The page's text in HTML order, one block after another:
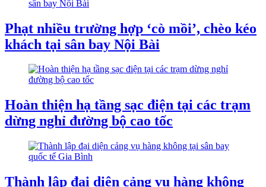
Phạt nhiều trường hợp ‘cò mồi’, chèo kéo
khách tại sân bay Nội Bài
Hoàn thiện hạ tầng sạc điện tại các trạm
dừng nghỉ đường bộ cao tốc
Thành lập đại diện cảng vụ hàng không